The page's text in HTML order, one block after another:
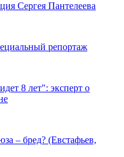
Сергея Пантелеева
репортаж
8 лет": эксперт о
– бред? (Евстафьев,